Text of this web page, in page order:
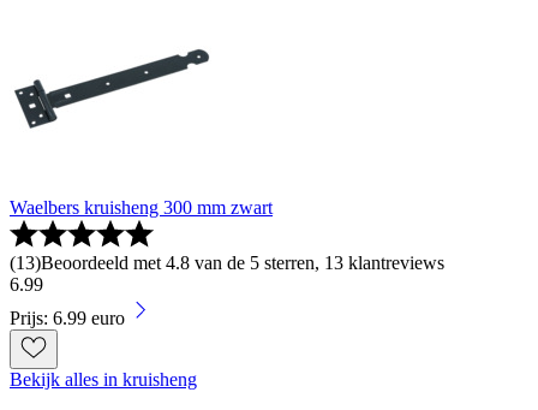
Waelbers kruisheng 300 mm zwart
(13)Beoordeeld met 4.8 van de 5 sterren, 13 klantreviews
6.99
Prijs: 6.99 euro
Bekijk alles in kruisheng